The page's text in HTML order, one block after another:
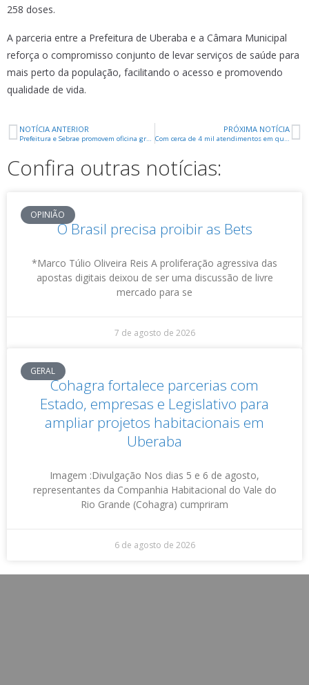
258 doses.
A parceria entre a Prefeitura de Uberaba e a Câmara Municipal
reforça o compromisso conjunto de levar serviços de saúde para
mais perto da população, facilitando o acesso e promovendo
qualidade de vida.
NOTÍCIA ANTERIOR
Prefeitura e Sebrae promovem oficina gratuita de Produção e Gestão Cultural em Uberaba
PRÓXIMA NOTÍCIA
Com cerca de 4 mil atendimentos em quatro meses, Cohagra amplia estrutura de atendimento
Confira outras notícias:
OPINIÃO
O Brasil precisa proibir as Bets
*Marco Túlio Oliveira Reis A proliferação agressiva das
apostas digitais deixou de ser uma discussão de livre
mercado para se
7 de agosto de 2026
GERAL
Cohagra fortalece parcerias com
Estado, empresas e Legislativo para
ampliar projetos habitacionais em
Uberaba
Imagem :Divulgação Nos dias 5 e 6 de agosto,
representantes da Companhia Habitacional do Vale do
Rio Grande (Cohagra) cumpriram
6 de agosto de 2026